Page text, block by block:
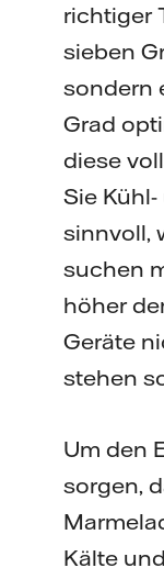
richtiger
sieben
sondern
Grad
diese
Sie
sinnvoll,
suchen
höher
Geräte
stehen
Um den
sorgen,
Kälte